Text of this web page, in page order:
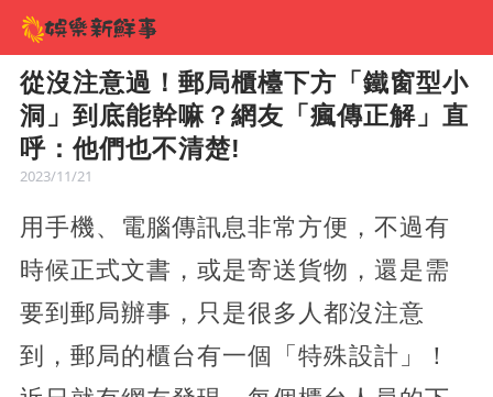
從沒注意過！郵局櫃檯下方「鐵窗型小
洞」到底能幹嘛？網友「瘋傳正解」直
呼：他們也不清楚!
2023/11/21
用手機、電腦傳訊息非常方便，不過有
時候正式文書，或是寄送貨物，還是需
要到郵局辦事，只是很多人都沒注意
到，郵局的櫃台有一個「特殊設計」！